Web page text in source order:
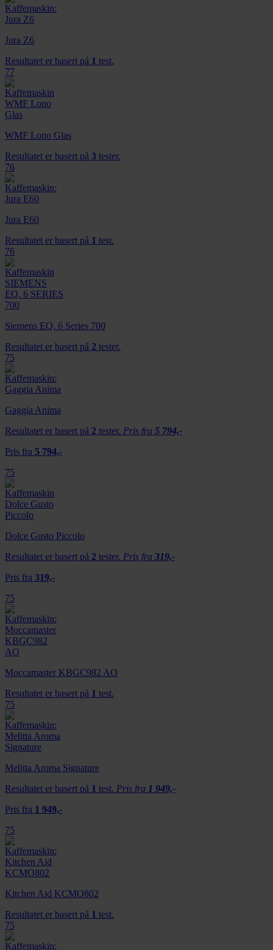
dessuten informasjon om hvordan du bruker nettstedet
vårt, med partnerne våre innen sosiale medier,
med annen informasjon du har gjort tilgjengelig for dem,
eller som de har samlet inn gjennom din bruk av
tjenestene deres.
Jura Z6
Resultatet er basert på 1 test.
77
WMF Lono Glas
Resultatet er basert på 3 tester.
76
Jura E60
Resultatet er basert på 1 test.
76
Siemens EQ. 6 Series 700
Resultatet er basert på 2 tester.
75
Gaggia Anima
Resultatet er basert på 2 tester. Pris fra 5 794,-
Pris fra 5 794,-
75
Dolce Gusto Piccolo
Resultatet er basert på 2 tester. Pris fra 319,-
Pris fra 319,-
75
Moccamaster KBGC982 AO
Resultatet er basert på 1 test.
75
Melitta Aroma Signature
Resultatet er basert på 1 test. Pris fra 1 949,-
Pris fra 1 949,-
75
Kitchen Aid KCMO802
Resultatet er basert på 1 test.
75